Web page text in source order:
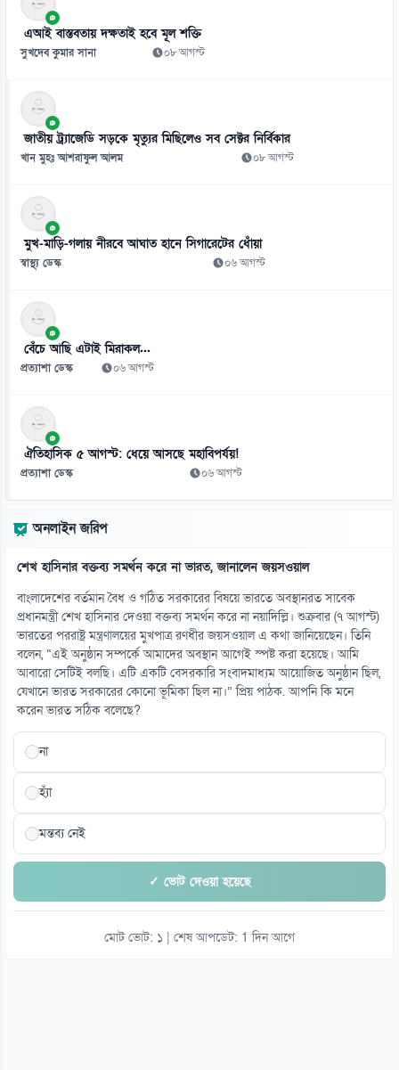
গাজীপুরে ট্রেনে কাটা পড়ে দম্পতির মৃত্যু
০৯ আগস্ট
রোমে বিমানের ফ্লাইট বিপর্যয়, টার্মিনালে ২৮ ঘণ্টা দুর্ভোগ যাত্রীদের
০৯ আগস্ট
৯
০৯ আগস্ট
১০
জ্বালানি-বিদ্যুৎ অস্থিতিশীল করতে চক্র সক্রিয়:চিকিৎসক সমাবেশে প্রধানমন্ত্রী
১১
ভবন নির্মাণে তিন পক্ষের যোগসাজশেই অনিয়ম
০৮ আগস্ট
১২
জুলাই জাদুঘরে লাল ফোনে হাসিনার কথোপকথন শুনলেন নাহিদ ইসলাম
০৮ আগস্ট
০৮ আগস্ট
১৪
এসএসসি পরীক্ষার ফলপ্রকাশ আগামীকাল, জানা যাবে যেভাবে
০৮ আগস্ট
১৫
জামায়াতের প্রদর্শনীতে মুক্তিযুদ্ধের ইতিহাস নিয়ে বিতর্ক
০৮ আগস্ট
এআই বাস্তবতায় দক্ষতাই হবে মূল শক্তি
সুখদেব কুমার সানা ০৮ আগস্ট
জাতীয় ট্র্যাজেডি সড়কে মৃত্যুর মিছিলেও সব সেক্টর নির্বিকার
খান মুহঃ আশরাফুল আলম ০৮ আগস্ট
মুখ-মাড়ি-গলায় নীরবে আঘাত হানে সিগারেটের ধোঁয়া
স্বাস্থ্য ডেস্ক ০৬ আগস্ট
বেঁচে আছি এটাই মিরাকল...
প্রত্যাশা ডেস্ক ০৬ আগস্ট
ঐতিহাসিক ৫ আগস্ট: ধেয়ে আসছে মহাবিপর্যয়!
প্রত্যাশা ডেস্ক ০৬ আগস্ট
অনলাইন জরিপ
শেখ হাসিনার বক্তব্য সমর্থন করে না ভারত, জানালেন জয়সওয়াল
বাংলাদেশের বর্তমান বৈধ ও গঠিত সরকারের বিষয়ে ভারতে অবস্থানরত সাবেক
প্রধানমন্ত্রী শেখ হাসিনার দেওয়া বক্তব্য সমর্থন করে না নয়াদিল্লি। শুক্রবার (৭ আগস্ট)
ভারতের পররাষ্ট্র মন্ত্রণালয়ের মুখপাত্র রণধীর জয়সওয়াল এ কথা জানিয়েছেন। তিনি
বলেন, “এই অনুষ্ঠান সম্পর্কে আমাদের অবস্থান আগেই স্পষ্ট করা হয়েছে। আমি
আবারো সেটিই বলছি। এটি একটি বেসরকারি সংবাদমাধ্যম আয়োজিত অনুষ্ঠান ছিল,
যেখানে ভারত সরকারের কোনো ভূমিকা ছিল না।” প্রিয় পাঠক. আপনি কি মনে
করেন ভারত সঠিক বলেছে?
না
হ্যাঁ
মন্তব্য নেই
✓ ভোট দেওয়া হয়েছে
মোট ভোট: ১ | শেষ আপডেট: 1 দিন আগে